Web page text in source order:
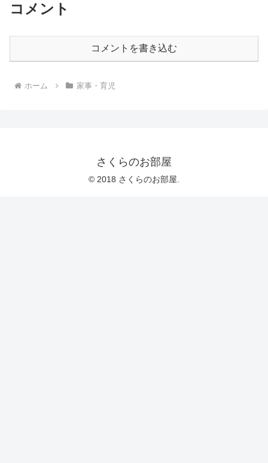
コメント
コメントを書き込む
ホーム 家事・育児
さくらのお部屋
© 2018 さくらのお部屋.